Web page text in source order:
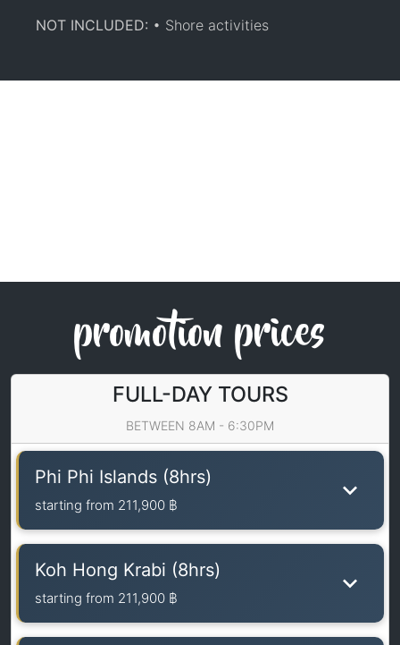
NOT INCLUDED: • Shore activities
promotion prices
FULL-DAY TOURS
BETWEEN 8AM - 6:30PM
Phi Phi Islands (8hrs)
starting from 211,900 ฿
Koh Hong Krabi (8hrs)
starting from 211,900 ฿